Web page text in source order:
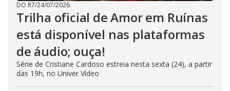
DO R7/24/07/2026
Trilha oficial de Amor em Ruínas
está disponível nas plataformas
de áudio; ouça!
Série de Cristiane Cardoso estreia nesta sexta (24), a partir
das 19h, no Univer Vídeo